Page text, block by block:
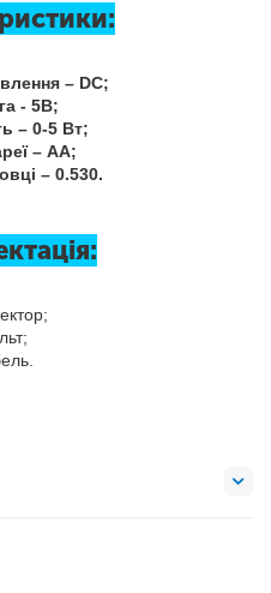
– DC;
- 5В;
– 0-5 Вт;
– AA;
– 0.530.